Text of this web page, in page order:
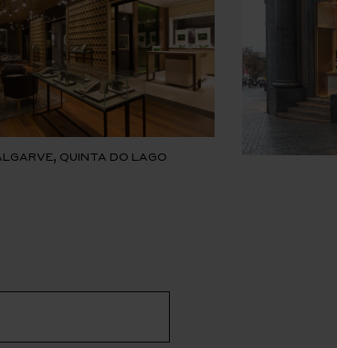
QUINTA DO LAGO